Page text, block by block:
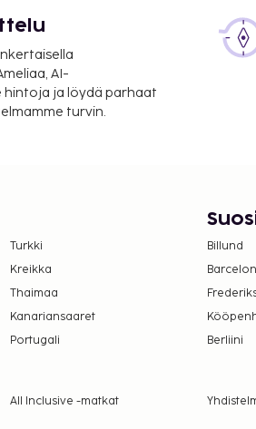
/ 29,6 mi
aulassa ja
omatoiminen
vuorokauden auki
maksut.
8 EUR lapsille
AI-
ja löydä parhaat
turvin.
Turkki
Kreikka
Thaimaa
Kanariansaaret
Portugali
Billund
Berliini
All Inclusive -matkat